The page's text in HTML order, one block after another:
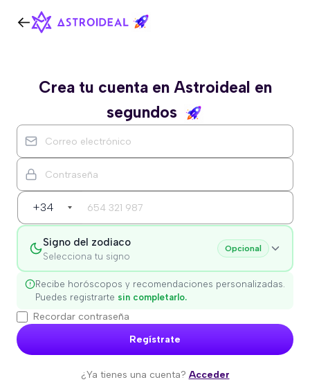
Crea tu cuenta en Astroideal en
segundos
+34
Signo del zodiaco
Selecciona tu signo
Opcional
Recibe horóscopos y recomendaciones personalizadas.
Puedes registrarte sin completarlo.
Recordar contraseña
Regístrate
¿Ya tienes una cuenta? Acceder